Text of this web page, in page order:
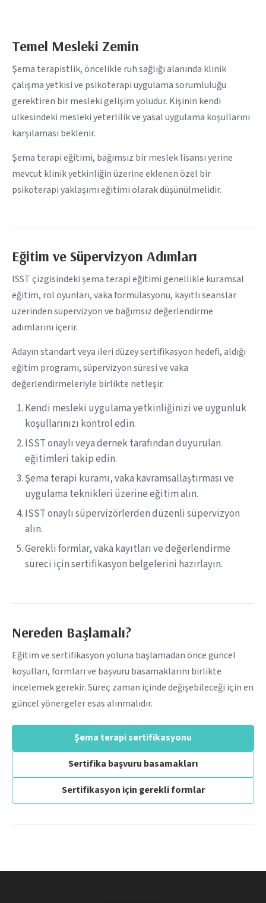
Temel Mesleki Zemin
Şema terapistlik, öncelikle ruh sağlığı alanında klinik
çalışma yetkisi ve psikoterapi uygulama sorumluluğu
gerektiren bir mesleki gelişim yoludur. Kişinin kendi
ülkesindeki mesleki yeterlilik ve yasal uygulama koşullarını
karşılaması beklenir.
Şema terapi eğitimi, bağımsız bir meslek lisansı yerine
mevcut klinik yetkinliğin üzerine eklenen özel bir
psikoterapi yaklaşımı eğitimi olarak düşünülmelidir.
Eğitim ve Süpervizyon Adımları
ISST çizgisindeki şema terapi eğitimi genellikle kuramsal
eğitim, rol oyunları, vaka formülasyonu, kayıtlı seanslar
üzerinden süpervizyon ve bağımsız değerlendirme
adımlarını içerir.
Adayın standart veya ileri düzey sertifikasyon hedefi, aldığı
eğitim programı, süpervizyon süresi ve vaka
değerlendirmeleriyle birlikte netleşir.
Kendi mesleki uygulama yetkinliğinizi ve uygunluk
koşullarınızı kontrol edin.
ISST onaylı veya dernek tarafından duyurulan
eğitimleri takip edin.
Şema terapi kuramı, vaka kavramsallaştırması ve
uygulama teknikleri üzerine eğitim alın.
ISST onaylı süpervizörlerden düzenli süpervizyon
alın.
Gerekli formlar, vaka kayıtları ve değerlendirme
süreci için sertifikasyon belgelerini hazırlayın.
Nereden Başlamalı?
Eğitim ve sertifikasyon yoluna başlamadan önce güncel
koşulları, formları ve başvuru basamaklarını birlikte
incelemek gerekir. Süreç zaman içinde değişebileceği için en
güncel yönergeler esas alınmalıdır.
Şema terapi sertifikasyonu
Sertifika başvuru basamakları
Sertifikasyon için gerekli formlar